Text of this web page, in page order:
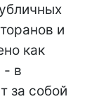
и
как
- в
за собой